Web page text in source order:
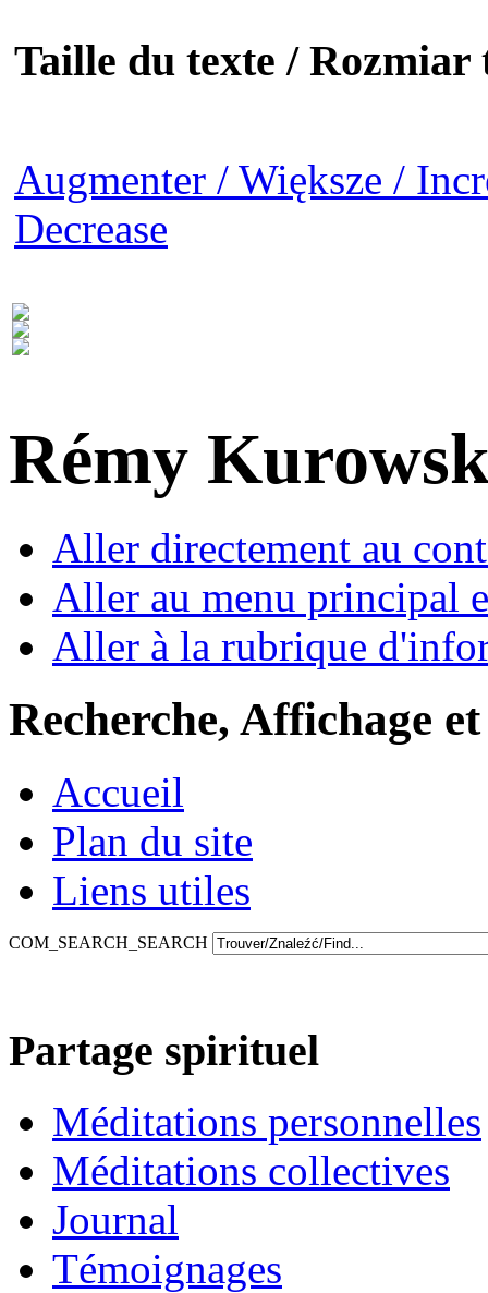
Taille du texte / Rozmiar
Augmenter / Większe /
Decrease
Rémy
Aller directement au
Aller au menu principal
Aller à la rubrique
Recherche, Affichage
Accueil
Plan du site
Liens utiles
COM_SEARCH_SEARCH
Partage spirituel
Méditations personnelles
Méditations collectives
Journal
Témoignages